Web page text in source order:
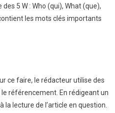
5 W : Who (qui), What (que),
les mots clés importants
ce faire, le rédacteur utilise des
référencement. En rédigeant un
lecture de l’article en question.